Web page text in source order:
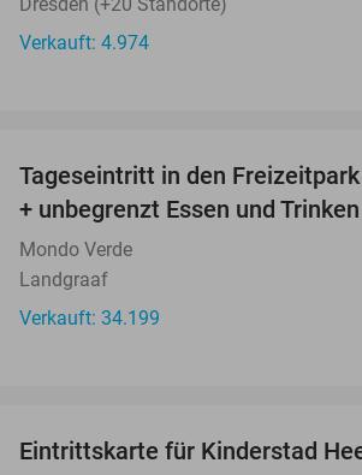
Verkauft: 4.974
Tageseintritt in den
+ unbegrenzt Essen und Trinken
Mondo Verde
Landgraaf
Verkauft: 34.199
Eintrittskarte für Kinderstad